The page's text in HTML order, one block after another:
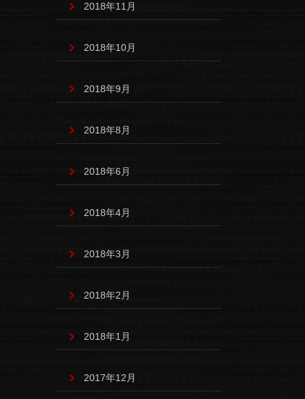
2018年11月
2018年10月
2018年9月
2018年8月
2018年6月
2018年4月
2018年3月
2018年2月
2018年1月
2017年12月